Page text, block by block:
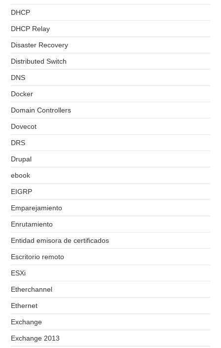
DHCP
DHCP Relay
Disaster Recovery
Distributed Switch
DNS
Docker
Domain Controllers
Dovecot
DRS
Drupal
ebook
EIGRP
Emparejamiento
Enrutamiento
Entidad emisora de certificados
Escritorio remoto
ESXi
Etherchannel
Ethernet
Exchange
Exchange 2013